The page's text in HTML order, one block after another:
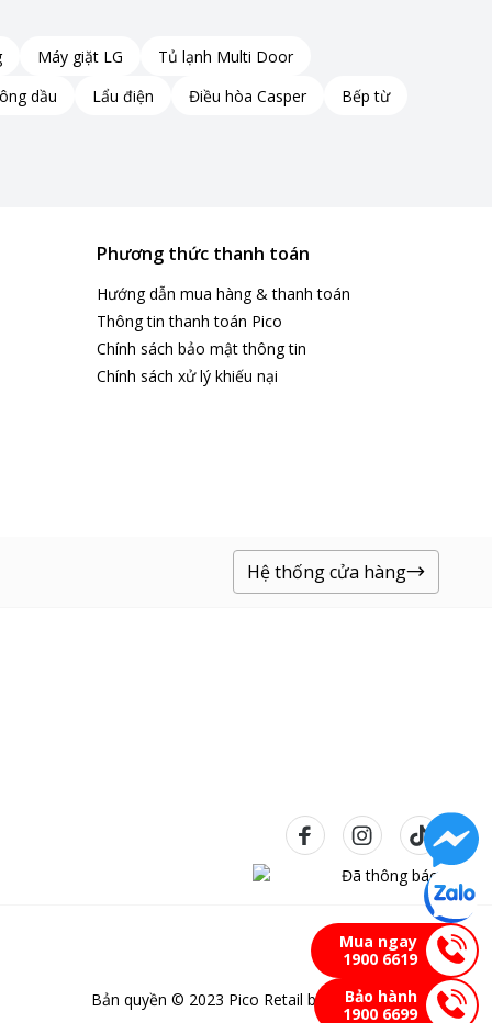
Mua ngay
1900 6619
Bảo hành
1900 6699
và hoàn toàn.
mẽ: UV LED, Nano Silver và nước nóng. Kết hợp này giúp
dụng hóa chất. Điều này giúp bảo vệ sức khỏe của bạn và
suốt quá trình sử dụng máy rửa bát. Lớp phủ Nano Silver
Nhiệt độ cao cũng đóng vai trò quan trọng trong quá trình
Máy giặt LG
Tủ lạnh Multi Door
dầu Lẩu điện Điều hòa Casper
Bếp từ
Phương thức thanh toán
Hướng dẫn mua hàng & thanh toán
Thông tin thanh toán Pico
Chính sách bảo mật thông tin
Chính sách xử lý khiếu nại
Hệ thống cửa hàng
Bản quyền © 2023 Pico Retail bảo lưu mọi quyền